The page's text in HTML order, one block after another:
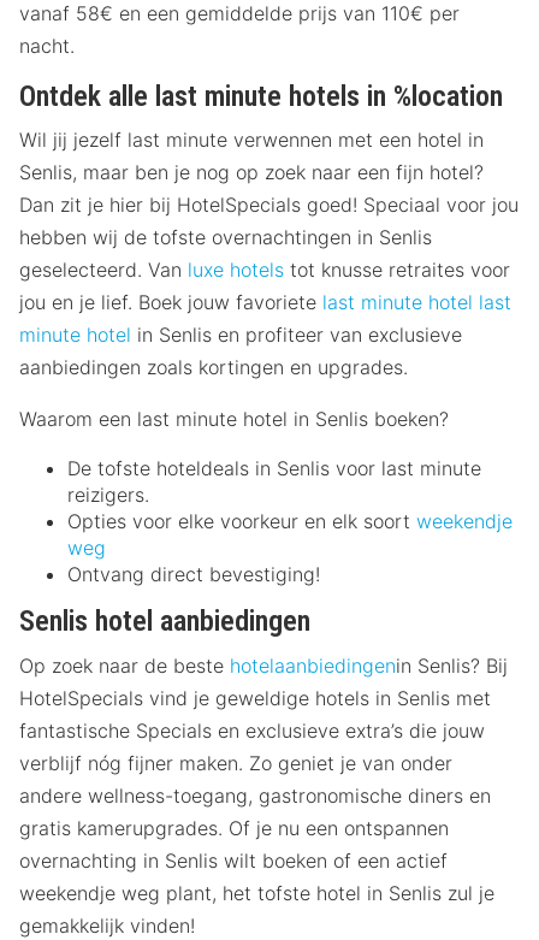
vanaf 58€ en een gemiddelde prijs van 110€ per
nacht.
Ontdek alle last minute hotels in %location
Wil jij jezelf last minute verwennen met een hotel in
Senlis, maar ben je nog op zoek naar een fijn hotel?
Dan zit je hier bij HotelSpecials goed! Speciaal voor jou
hebben wij de tofste overnachtingen in Senlis
geselecteerd. Van luxe hotels tot knusse retraites voor
jou en je lief. Boek jouw favoriete last minute hotel last
minute hotel in Senlis en profiteer van exclusieve
aanbiedingen zoals kortingen en upgrades.
Waarom een last minute hotel in Senlis boeken?
De tofste hoteldeals in Senlis voor last minute
reizigers.
Opties voor elke voorkeur en elk soort weekendje
weg
Ontvang direct bevestiging!
Senlis hotel aanbiedingen
Op zoek naar de beste hotelaanbiedingenin Senlis? Bij
HotelSpecials vind je geweldige hotels in Senlis met
fantastische Specials en exclusieve extra’s die jouw
verblijf nóg fijner maken. Zo geniet je van onder
andere wellness-toegang, gastronomische diners en
gratis kamerupgrades. Of je nu een ontspannen
overnachting in Senlis wilt boeken of een actief
weekendje weg plant, het tofste hotel in Senlis zul je
gemakkelijk vinden!